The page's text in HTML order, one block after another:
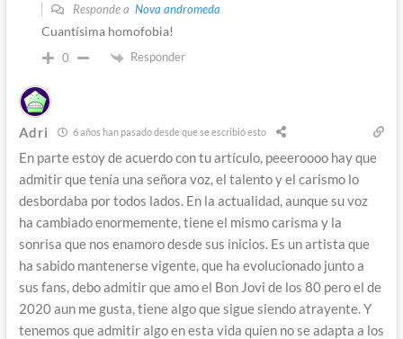
Responde a Nova andromeda
Cuantísima homofobia!
0 Responder
Adri 6 años han pasado desde que se escribió esto
En parte estoy de acuerdo con tu artículo, peeeroooo hay que
admitir que tenía una señora voz, el talento y el carismo lo
desbordaba por todos lados. En la actualidad, aunque su voz
ha cambiado enormemente, tiene el mismo carisma y la
sonrisa que nos enamoro desde sus inicios. Es un artista que
ha sabido mantenerse vigente, que ha evolucionado junto a
sus fans, debo admitir que amo el Bon Jovi de los 80 pero el de
2020 aun me gusta, tiene algo que sigue siendo atrayente. Y
tenemos que admitir algo en esta vida quien no se adapta a los